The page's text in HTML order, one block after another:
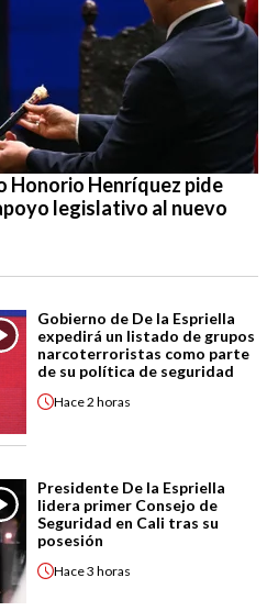
Honorio Henríquez pide
legislativo al nuevo
Gobierno de De la Espriella
expedirá un listado de grupos
narcoterroristas como parte
de su política de seguridad
Hace2 horas
Presidente De la Espriella
lidera primer Consejo de
Seguridad en Cali tras su
posesión
Hace3 horas